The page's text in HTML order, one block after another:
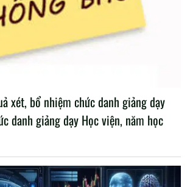
xét, bổ nhiệm chức danh giảng dạy
danh giảng dạy Học viện, năm học